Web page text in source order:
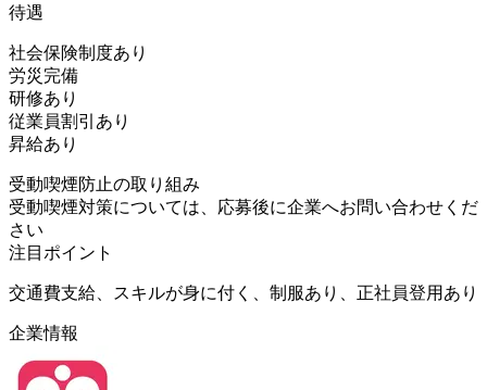
待遇
社会保険制度あり
労災完備
研修あり
従業員割引あり
昇給あり
受動喫煙防止の取り組み
受動喫煙対策については、応募後に企業へお問い合わせくだ
さい
注目ポイント
交通費支給、スキルが身に付く、制服あり、正社員登用あり
企業情報